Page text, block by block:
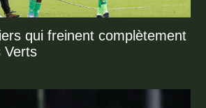
qui freinent complètement
Verts